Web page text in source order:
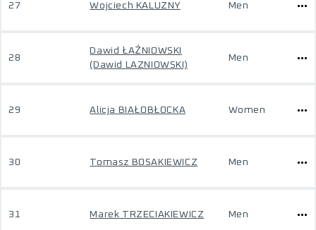
27 Wojciech KALUZNY Men
28
Dawid ŁAŹNIOWSKI
(Dawid LAZNIOWSKI)
Men
29 Alicja BIAŁOBŁOCKA Women
30 Tomasz BOSAKIEWICZ Men
31 Marek TRZECIAKIEWICZ Men